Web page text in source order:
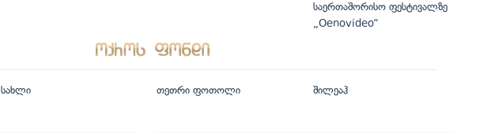
საერთაშორისო ფესტივალზე
„Oenovideo“
სახლი თეთრი ფოთოლი შილეაჰ